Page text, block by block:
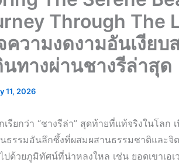
Through The
ความงดงามอันเงีย
นทางผ่านชางรีล่าสุด
11, 2026
รียกว่า “ชางรีล่า” สุดท้ายที่แท้จริงในโลก
ธรรมอันลึกซึ้งที่ผสมผสานธรรมชาติและ
ปด้วยภูมิทัศน์ที่น่าหลงใหล เช่น ยอดเขาเอ